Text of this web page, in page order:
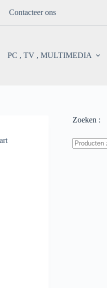
Contacteer ons
PC , TV , MULTIMEDIA
Zoeken :
naar: